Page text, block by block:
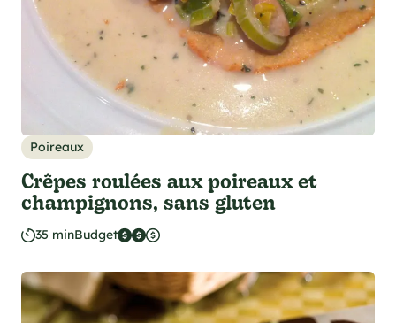
Poireaux
Crêpes roulées aux poireaux et
champignons, sans gluten
35 minBudget